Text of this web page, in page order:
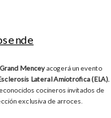
Menceyacogerá un evento
Lateral Amiotrófica (ELA).
cocineros invitados de
exclusiva de arroces.